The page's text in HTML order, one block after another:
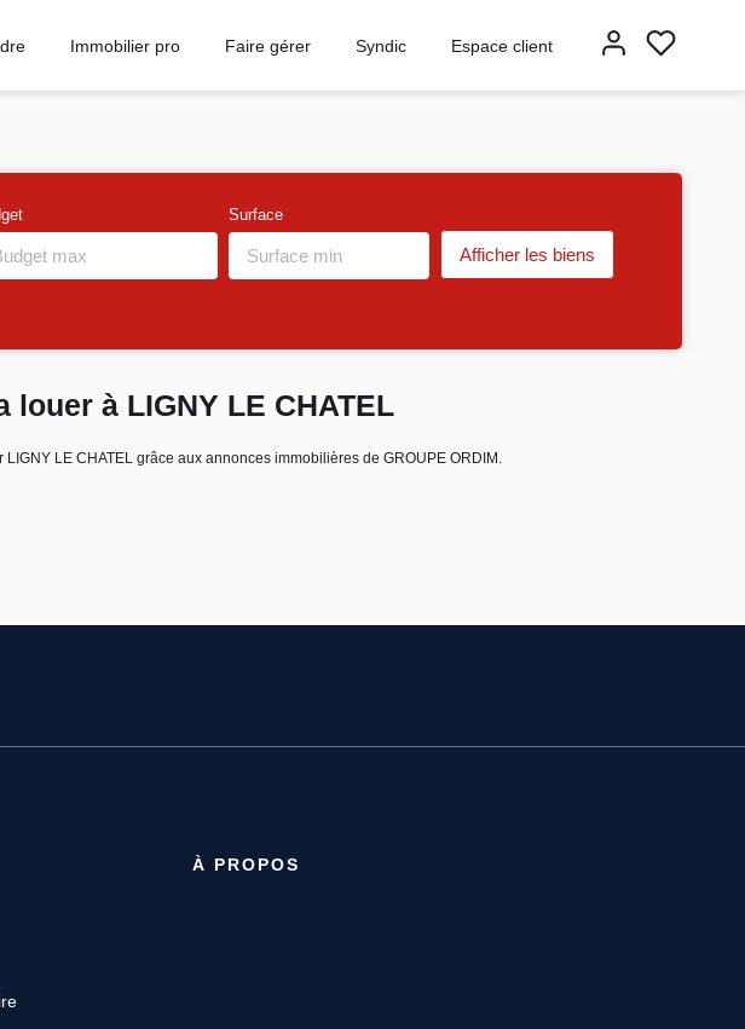
Immobilier pro Faire gérer Syndic Espace client
Surface
louer à LIGNY LE CHATEL
LE CHATEL grâce aux annonces immobilières de GROUPE ORDIM.
À PROPOS